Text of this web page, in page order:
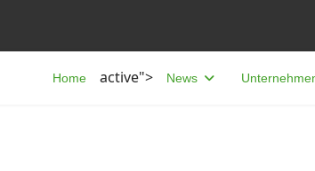
Home active"> News